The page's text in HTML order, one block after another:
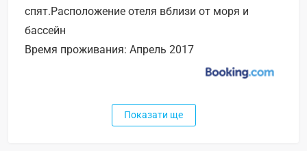
спят.Расположение отеля вблизи от моря и
бассейн
Время проживания: Апрель 2017
Показати ще